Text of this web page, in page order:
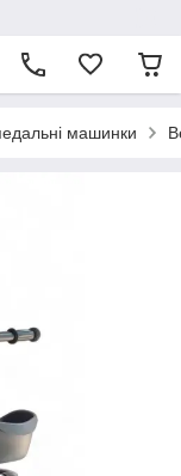
машинки